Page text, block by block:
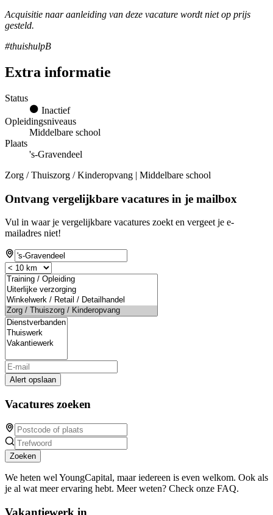
Acquisitie naar aanleiding van deze vacature wordt niet op prijs
gesteld.
#thuishulpB
Extra informatie
Status
Inactief
Opleidingsniveaus
Middelbare school
Plaats
's-Gravendeel
Zorg / Thuiszorg / Kinderopvang | Middelbare school
Ontvang vergelijkbare vacatures in je mailbox
Vul in waar je vergelijkbare vacatures zoekt en vergeet je e-
mailadres niet!
Alert opslaan
Vacatures zoeken
Zoeken
We heten wel YoungCapital, maar iedereen is even welkom. Ook als
je al wat meer ervaring hebt. Meer weten? Check onze FAQ.
Vakantiewerk in